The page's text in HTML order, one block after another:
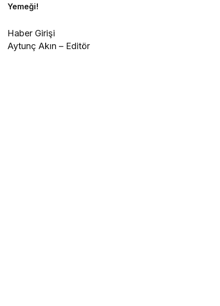
Yemeği!
Haber Girişi
Aytunç Akın – Editör